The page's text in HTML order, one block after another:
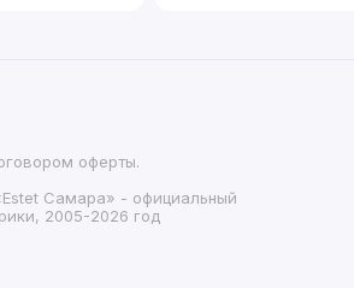
оферты.
Самара» - официальный
2005-2026 год